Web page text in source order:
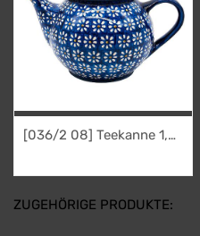
[036/2 08] Teekanne 1,0l
ZUGEHÖRIGE PRODUKTE: